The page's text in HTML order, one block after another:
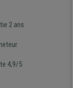
2 ans
4,9/5